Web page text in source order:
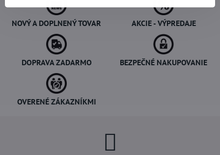
NOVÝ A DOPLNENÝ TOVAR AKCIE - VÝPREDAJE
DOPRAVA ZADARMO BEZPEČNÉ NAKUPOVANIE
OVERENÉ ZÁKAZNÍKMI